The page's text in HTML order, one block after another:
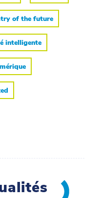
of the future
intelligente